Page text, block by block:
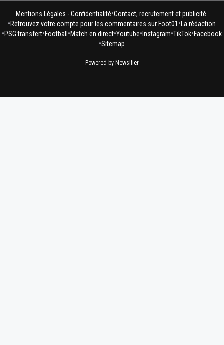
Mentions Légales - Confidentialité•Contact, recrutement et publicité
•Retrouvez votre compte pour les commentaires sur Foot01 • La rédaction
•PSG transfert•Football •Match en direct•Youtube• Instagram•TikTok•Facebook
•Sitemap
Powered by Newsifier